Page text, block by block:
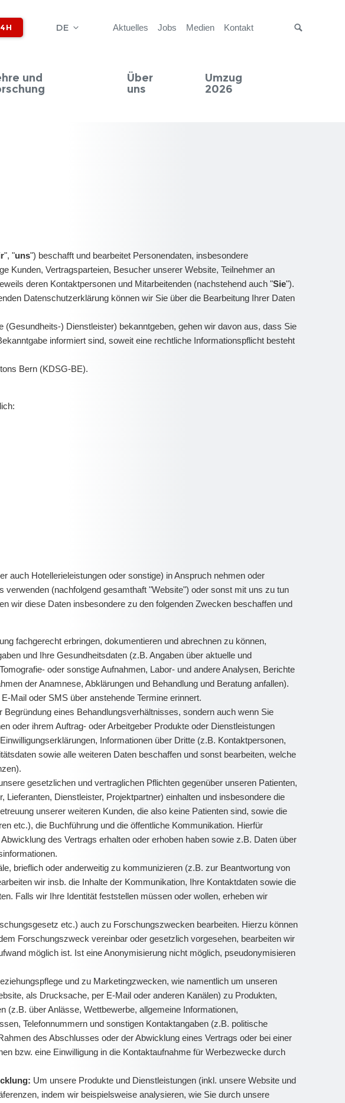
DE Aktuelles Jobs Medien Kontakt
und
Über
uns
Umzug
2026
", "uns") beschafft und bearbeitet Personendaten, insbesondere
Kunden, Vertragsparteien, Besucher unserer Website, Teilnehmer an
deren Kontaktpersonen und Mitarbeitenden (nachstehend auch "Sie").
Datenschutzerklärung können wir Sie über die Bearbeitung Ihrer Daten
) Dienstleister) bekanntgeben, gehen wir davon aus, dass Sie
informiert sind, soweit eine rechtliche Informationspflicht besteht
Bern (KDSG-BE).
auch Hotellerieleistungen oder sonstige) in Anspruch nehmen oder
(nachfolgend gesamthaft "Website") oder sonst mit uns zu tun
wir diese Daten insbesondere zu den folgenden Zwecken beschaffen und
fachgerecht erbringen, dokumentieren und abrechnen zu können,
und Ihre Gesundheitsdaten (z.B. Angaben über aktuelle und
oder sonstige Aufnahmen, Labor- und andere Analysen, Berichte
der Anamnese, Abklärungen und Behandlung und Beratung anfallen).
Mail oder SMS über anstehende Termine erinnert.
eines Behandlungsverhältnisses, sondern auch wenn Sie
oder ihrem Auftrag- oder Arbeitgeber Produkte oder Dienstleistungen
Informationen über Dritte (z.B. Kontaktpersonen,
sowie alle weiteren Daten beschaffen und sonst bearbeiten, welche
gesetzlichen und vertraglichen Pflichten gegenüber unseren Patienten,
Dienstleister, Projektpartner) einhalten und insbesondere die
unserer weiteren Kunden, die also keine Patienten sind, sowie die
etc.), die Buchführung und die öffentliche Kommunikation. Hierfür
des Vertrags erhalten oder erhoben haben sowie z.B. Daten über
brieflich oder anderweitig zu kommunizieren (z.B. zur Beantwortung von
wir insb. die Inhalte der Kommunikation, Ihre Kontaktdaten sowie die
Falls wir Ihre Identität feststellen müssen oder wollen, erheben wir
etc.) auch zu Forschungszwecken bearbeiten. Hierzu können
Forschungszweck vereinbar oder gesetzlich vorgesehen, bearbeiten wir
möglich ist. Ist eine Anonymisierung nicht möglich, pseudonymisieren
und zu Marketingzwecken, wie namentlich um unseren
als Drucksache, per E-Mail oder anderen Kanälen) zu Produkten,
(z.B. über Anlässe, Wettbewerbe, allgemeine Informationen,
Telefonnummern und sonstigen Kontaktangaben (z.B. politische
des Abschlusses oder der Abwicklung eines Vertrags oder bei einer
bzw. eine Einwilligung in die Kontaktaufnahme für Werbezwecke durch
Um unsere Produkte und Dienstleistungen (inkl. unsere Website und
indem wir beispielsweise analysieren, wie Sie durch unsere